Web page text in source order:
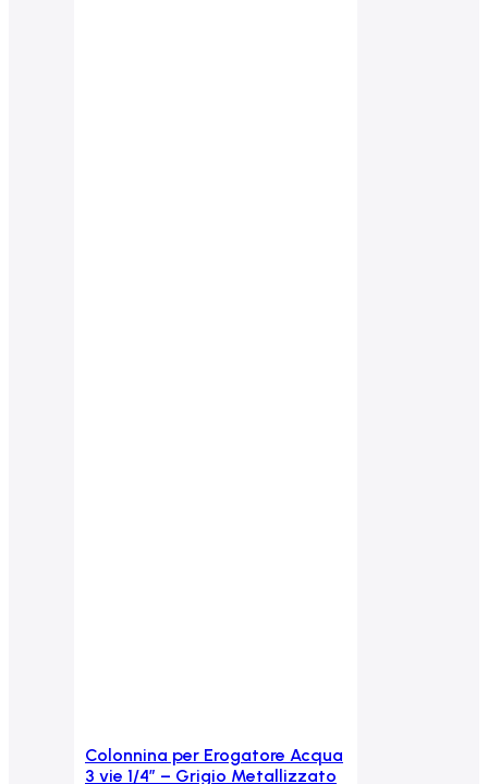
Aggiungi al carrello
Colonnina per Erogatore Acqua
3 vie 1/4” – Grigio Metallizzato